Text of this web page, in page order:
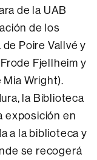
de la UAB
de los
Poire Vallvé y
Fjellheim y
Wright).
la Biblioteca
exposición en
a la biblioteca y
se recogerá